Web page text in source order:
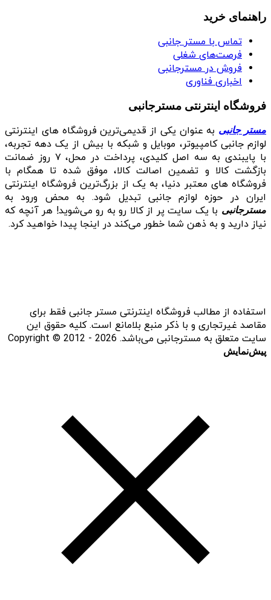
راهنمای خرید
تماس با مستر جانبی
فرصت‌های شغلی
فروش در مسترجانبی
اخباری فناوری
فروشگاه اینترنتی مسترجانبی
مستر جانبی به عنوان یکی از قدیمی‌ترین فروشگاه های اینترنتی
لوازم جانبی کامپیوتر، موبایل و شبکه با بیش از یک دهه تجربه،
با پایبندی به سه اصل کلیدی، پرداخت در محل، ۷ روز ضمانت
بازگشت کالا و تضمین اصالت کالا، موفق شده تا همگام با
فروشگاه‌ های معتبر دنیا، به یک از بزرگ‌ترین فروشگاه اینترنتی
ایران در حوزه لوازم جانبی تبدیل شود. به محض ورود به
مسترجانبی با یک سایت پر از کالا رو به رو می‌شوید! هر آنچه که
نیاز دارید و به ذهن شما خطور می‌کند در اینجا پیدا خواهید کرد.
استفاده از مطالب فروشگاه اینترنتی مستر جانبی فقط برای
مقاصد غیرتجاری و با ذکر منبع بلامانع است. کلیه حقوق این
سایت متعلق به مسترجانبی می‌باشد. Copyright © 2012 - 2026
پیش‌نمایش